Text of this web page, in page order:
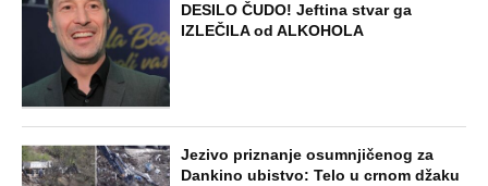
DESILO ČUDO! Jeftina stvar ga
IZLEČILA od ALKOHOLA
Jezivo priznanje osumnjičenog za
Dankino ubistvo: Telo u crnom džaku